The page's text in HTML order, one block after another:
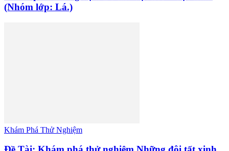
(Nhóm lớp: Lá.)
Khám Phá Thử Nghiệm